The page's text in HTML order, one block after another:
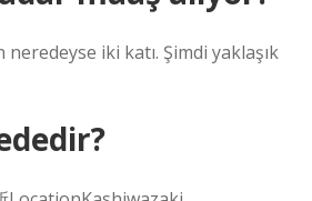
iki katı. Şimdi yaklaşık